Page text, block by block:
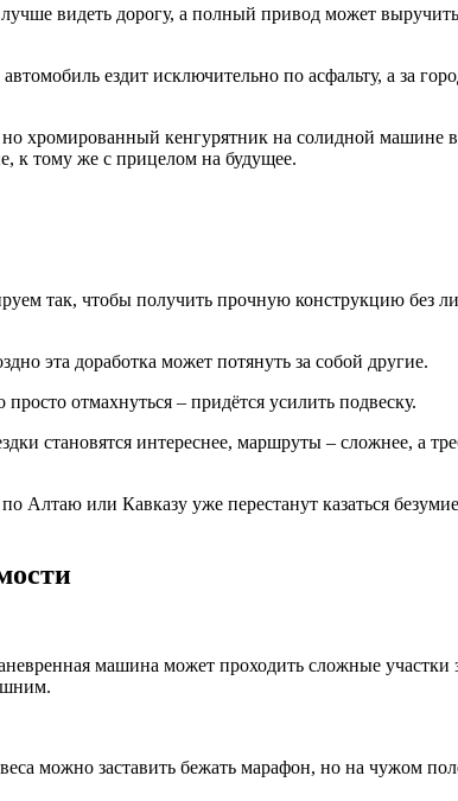
видеть дорогу, а полный привод может
ездит исключительно по асфальту, а за
хромированный кенгурятник на солидной машине
к тому же с прицелом на будущее.
так, чтобы получить прочную конструкцию без
эта доработка может потянуть за собой другие.
отмахнуться – придётся усилить подвеску.
становятся интереснее, маршруты – сложнее, а
или Кавказу уже перестанут казаться
машина может проходить сложные участки
можно заставить бежать марафон, но на чужом